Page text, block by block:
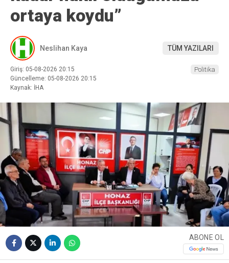
ortaya koydu”
Neslihan Kaya TÜM YAZILARI
Giriş: 05-08-2026 20:15
Güncelleme: 05-08-2026 20:15
Kaynak: İHA
Politika
ABONE OL